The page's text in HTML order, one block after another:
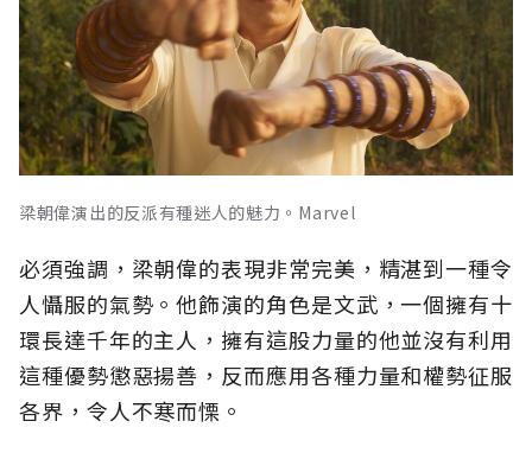
梁朝偉演出的反派有種迷人的魅力。Marvel
必須強調，梁朝偉的表現非常完美，精湛到一種令
人懾服的氣勢。他飾演的角色是文武，一個擁有十
環長達千年的主人，擁有這股力量的他並沒有利用
這種優勢懲惡揚善，反而應用各種力量和權勢征服
各界，令人不寒而慄。